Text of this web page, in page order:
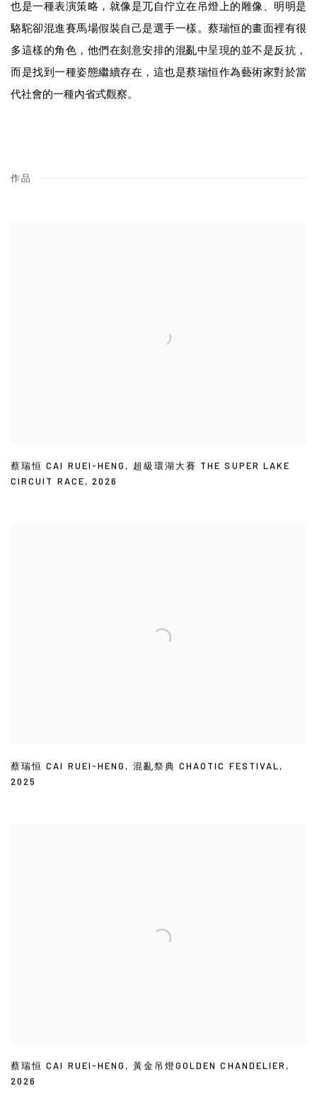
也是⼀種表演策略，就像是⺎⾃佇立在吊燈上的雕像、明明是
駱駝卻混進賽⾺場假裝⾃⼰是選⼿⼀樣。蔡瑞恒的畫⾯裡有很
多這樣的⾓⾊，他們在刻意安排的混亂中呈現的並不是反抗，
⽽是找到⼀種姿態繼續存在，這也是蔡瑞恒作為藝術家對於當
代社會的⼀種內省式觀察。
作品
蔡瑞恒 CAI RUEI-HENG , 超級環湖大賽 THE SUPER LAKE
CIRCUIT RACE,2026
蔡瑞恒 CAI RUEI-HENG , 混亂祭典 CHAOTIC FESTIVAL,
2025
蔡瑞恒 CAI RUEI-HENG, 黃金吊燈GOLDEN CHANDELIER,
2026